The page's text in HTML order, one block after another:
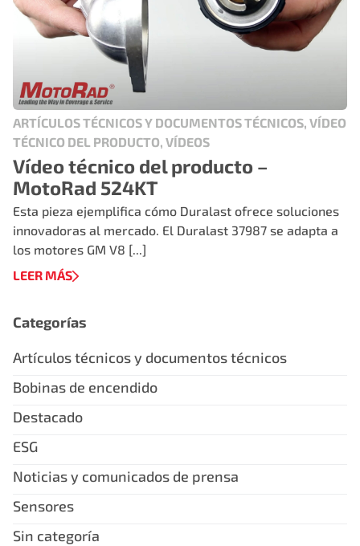
ARTÍCULOS TÉCNICOS Y DOCUMENTOS TÉCNICOS, VÍDEO
TÉCNICO DEL PRODUCTO, VÍDEOS
Vídeo técnico del producto –
MotoRad 524KT
Esta pieza ejemplifica cómo Duralast ofrece soluciones
innovadoras al mercado. El Duralast 37987 se adapta a
los motores GM V8 [...]
LEER MÁS
Categorías
Artículos técnicos y documentos técnicos
Bobinas de encendido
Destacado
ESG
Noticias y comunicados de prensa
Sensores
Sin categoría